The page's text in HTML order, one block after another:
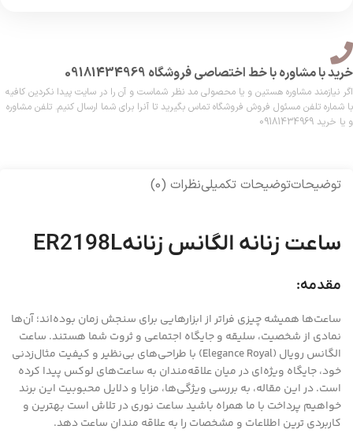
خرید با مشاوره با خط اختصاصی فروشگاه 09181434969
اگر نیازمند مشاوره هستین و یا محصولی مد نظر شماست و آن را در سایت پیدا نکردین کافیه
با شماره تلفن مسئول فروش فروشگاه تماس بگیرید تا آنرا برای شما ارسال کنیم. تلفن مشاوره
و یا خرید 09181434969
توضیحاتتوضیحات تکمیلینظرات (0)
ساعت زنانه الگانس زنانهER2198L
مقدمه:
ساعت‌ها همیشه چیزی فراتر از ابزارهایی برای سنجش زمان بوده‌اند؛ آن‌ها
نمادی از شخصیت، سلیقه و جایگاه اجتماعی و ثروت شما هستند. ساعت
الگانس رویال (Elegance Royal) با طراحی‌های بی‌نظیر و کیفیت مثال‌زدنی
خود، جایگاه ویژه‌ای در میان علاقه‌مندان به ساعت‌های لوکس پیدا کرده
است. در این مقاله، به بررسی ویژگی‌ها، مزایا و دلایل محبوبیت این برند
خواهیم پرداخت با ما همراه باشید ساعت نوری در تلاش است بهترین و
کاربردی ترین اطلاعات و مشخصات را به علاقه مندان ساعت دهد.